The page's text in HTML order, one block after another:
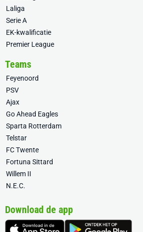
Laliga
Serie A
EK-kwalificatie
Premier League
Teams
Feyenoord
PSV
Ajax
Go Ahead Eagles
Sparta Rotterdam
Telstar
FC Twente
Fortuna Sittard
Willem II
N.E.C.
Download de app